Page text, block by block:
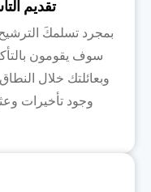
تقديم
بمجرد تسلمكَ
سوف يقومون
وبعائلتك خلال
وجود تأخيرات